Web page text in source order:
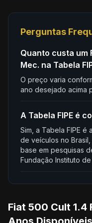
Perguntas
Quanto custa um
Mec. na Tabela
O preço varia
ano desejado acima
A Tabela FIPE é
Sim, a Tabela FIPE
de veículos no
base em pesquisas
Fundação Instituto
Fiat 500 Cult 1.4